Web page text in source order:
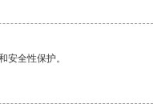
安全性保护。